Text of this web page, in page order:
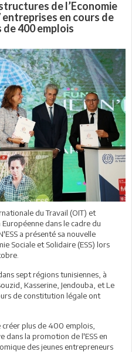
de l’Economie
en cours de
400 emplois
du Travail (OIT) et
dans le cadre du
a présenté sa nouvelle
Sociale et Solidaire (ESS) lors
sept régions tunisiennes, à
Kasserine, Jendouba, et Le
de constitution légale ont
plus de 400 emplois,
dans la promotion de l'ESS en
des jeunes entrepreneurs